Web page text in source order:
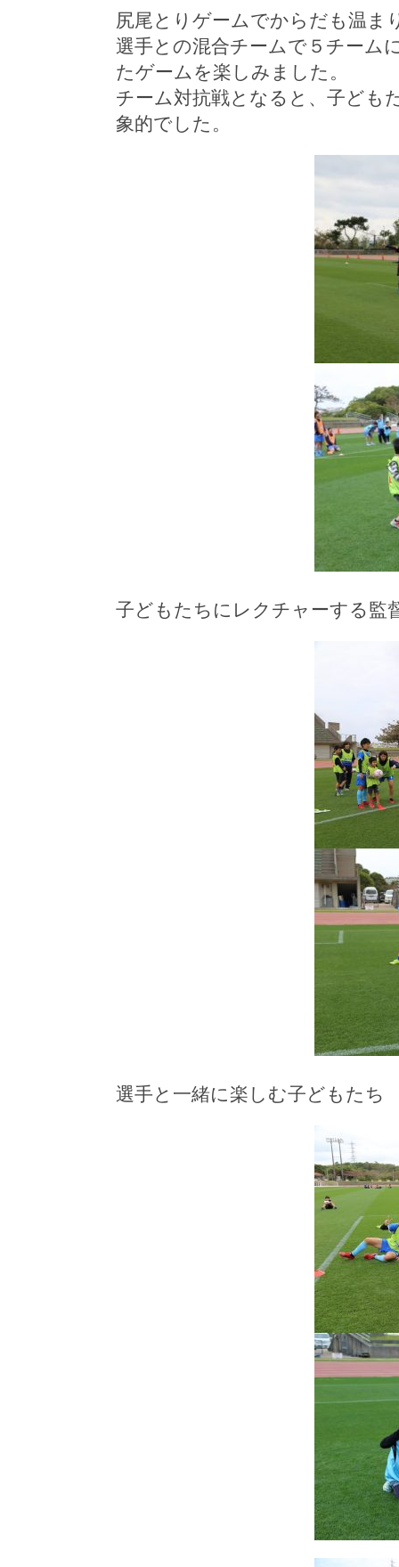
尻尾とりゲームでからだも温ま
選手との混合チームで５チーム
たゲームを楽しみました。
チーム対抗戦となると、子ども
象的でした。
子どもたちにレクチャーする監
選手と一緒に楽しむ子どもたち